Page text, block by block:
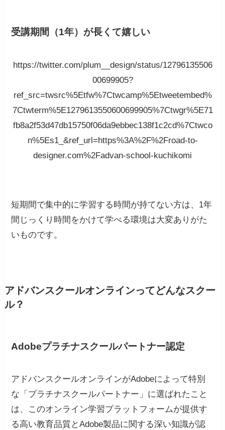
受講期間（1年）が長くて嬉しい
https://twitter.com/plum__design/status/12796135506
00699905?
ref_src=twsrc%5Etfw%7Ctwcamp%5Etweetembed%
7Ctwterm%5E1279613550600699905%7Ctwgr%5E71
fb8a2f53d47db15750f06da9ebbec138f1c2cd%7Ctwco
n%5Es1_&ref_url=https%3A%2F%2Froad-to-
designer.com%2Fadvan-school-kuchikomi
短期間で集中的に学習する時間が持てない方は、1年
間じっくり時間をかけて学べる環境は大変ありがた
いものです。
アドバンスクールオンラインってどんなスクー
ル？
Adobeプラチナスクールパートナー認定
アドバンスクールオンラインがAdobeによって特別
な「プラチナスクールパートナー」に選ばれたこと
は、このオンライン学習プラットフォームが提供す
る高い教育品質とAdobe製品に関する深い知識が認